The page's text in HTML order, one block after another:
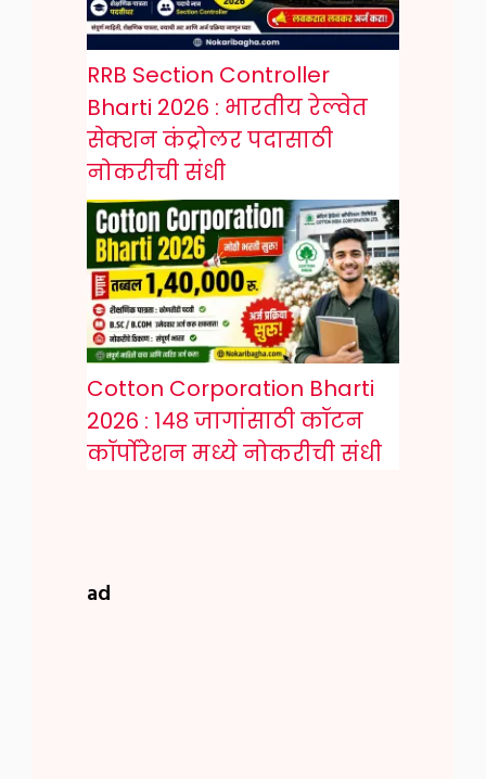
RRB Section Controller
Bharti 2026 : भारतीय रेल्वेत
सेक्शन कंट्रोलर पदासाठी
नोकरीची संधी
Cotton Corporation Bharti
2026 : १४८ जागांसाठी कॉटन
कॉर्पोरेशन मध्ये नोकरीची संधी
ad